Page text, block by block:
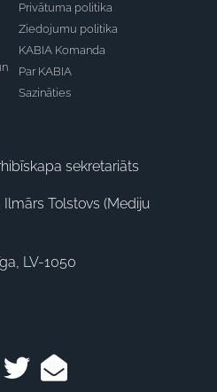
Privātuma politika
Ziedojumu politika
KABIA Komanda
Par KABIA
Sazināties
sekretariāts
Ilmārs Tolstovs (Mediju
LV-1050